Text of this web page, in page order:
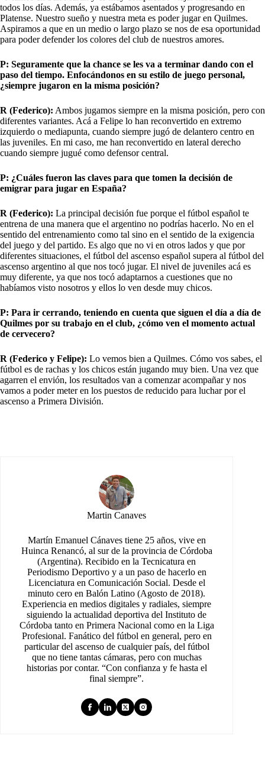
todos los días. Además, ya estábamos asentados y progresando en
Platense. Nuestro sueño y nuestra meta es poder jugar en Quilmes.
Aspiramos a que en un medio o largo plazo se nos de esa oportunidad
para poder defender los colores del club de nuestros amores.
P: Seguramente que la chance se les va a terminar dando con el
paso del tiempo. Enfocándonos en su estilo de juego personal,
¿siempre jugaron en la misma posición?
R (Federico): Ambos jugamos siempre en la misma posición, pero con
diferentes variantes. Acá a Felipe lo han reconvertido en extremo
izquierdo o mediapunta, cuando siempre jugó de delantero centro en
las juveniles. En mi caso, me han reconvertido en lateral derecho
cuando siempre jugué como defensor central.
P: ¿Cuáles fueron las claves para que tomen la decisión de
emigrar para jugar en España?
R (Federico): La principal decisión fue porque el fútbol español te
entrena de una manera que el argentino no podrías hacerlo. No en el
sentido del entrenamiento como tal sino en el sentido de la exigencia
del juego y del partido. Es algo que no vi en otros lados y que por
diferentes situaciones, el fútbol del ascenso español supera al fútbol del
ascenso argentino al que nos tocó jugar. El nivel de juveniles acá es
muy diferente, ya que nos tocó adaptarnos a cuestiones que no
habíamos visto nosotros y ellos lo ven desde muy chicos.
P: Para ir cerrando, teniendo en cuenta que siguen el día a día de
Quilmes por su trabajo en el club, ¿cómo ven el momento actual
de cervecero?
R (Federico y Felipe): Lo vemos bien a Quilmes. Cómo vos sabes, el
fútbol es de rachas y los chicos están jugando muy bien. Una vez que
agarren el envión, los resultados van a comenzar acompañar y nos
vamos a poder meter en los puestos de reducido para luchar por el
ascenso a Primera División.
Martin Canaves
Martín Emanuel Cánaves tiene 25 años, vive en
Huinca Renancó, al sur de la provincia de Córdoba
(Argentina). Recibido en la Tecnicatura en
Periodismo Deportivo y a un paso de hacerlo en
Licenciatura en Comunicación Social. Desde el
minuto cero en Balón Latino (Agosto de 2018).
Experiencia en medios digitales y radiales, siempre
siguiendo la actualidad deportiva del Instituto de
Córdoba tanto en Primera Nacional como en la Liga
Profesional. Fanático del fútbol en general, pero en
particular del ascenso de cualquier país, del fútbol
que no tiene tantas cámaras, pero con muchas
historias por contar. “Con confianza y fe hasta el
final siempre”.